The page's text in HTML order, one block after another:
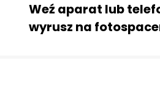
Weź aparat lub
wyrusz na